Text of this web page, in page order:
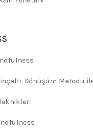
Dönüşüm Metodu